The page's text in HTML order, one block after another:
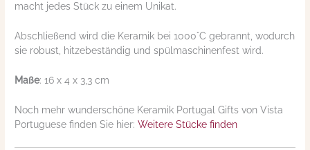
macht jedes Stück zu einem Unikat.
Abschließend wird die Keramik bei 1000°C gebrannt, wodurch
sie robust, hitzebeständig und spülmaschinenfest wird.
Maße: 16 x 4 x 3,3 cm
Noch mehr wunderschöne Keramik Portugal Gifts von Vista
Portuguese finden Sie hier:Weitere Stücke finden